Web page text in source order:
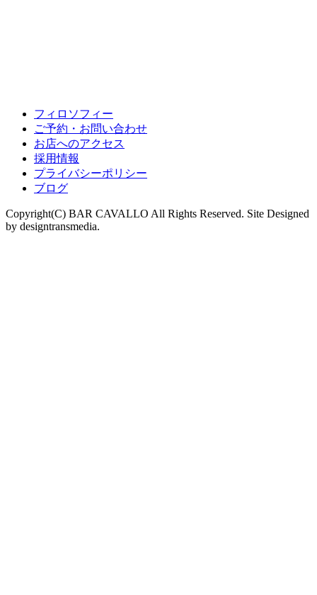
フィロソフィー
ご予約・お問い合わせ
お店へのアクセス
採用情報
プライバシーポリシー
ブログ
Copyright(C) BAR CAVALLO All Rights Reserved. Site Designed
by designtransmedia.